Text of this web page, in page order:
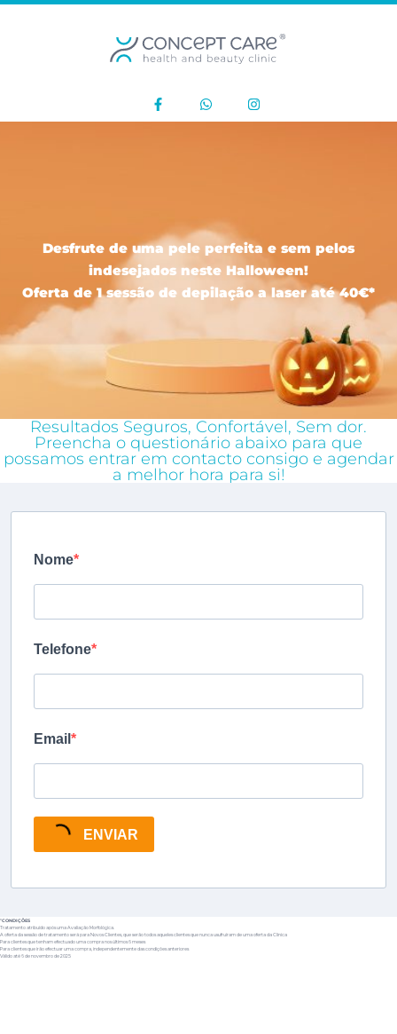
Desfrute de uma pele perfeita e sem pelos
indesejados neste Halloween!
Oferta de 1 sessão de depilação a laser até 40€*
Resultados Seguros, Confortável, Sem dor.
Preencha o questionário abaixo para que
possamos entrar em contacto consigo e agendar
a melhor hora para si!
Nome
Telefone
Email
ENVIAR
*CONDIÇÕES
Tratamento atribuído após uma Avaliação Morfológica.
A oferta da sessão de tratamento será para Novos Clientes, que serão todos aqueles clientes que nunca usufruíram de uma oferta da Clinica
Para clientes que tenham efectuado uma compra nos últimos 6 meses
Para clientes que irão efectuar uma compra, independentemente das condições anteriores
Válido até 6 de novembro de 2025